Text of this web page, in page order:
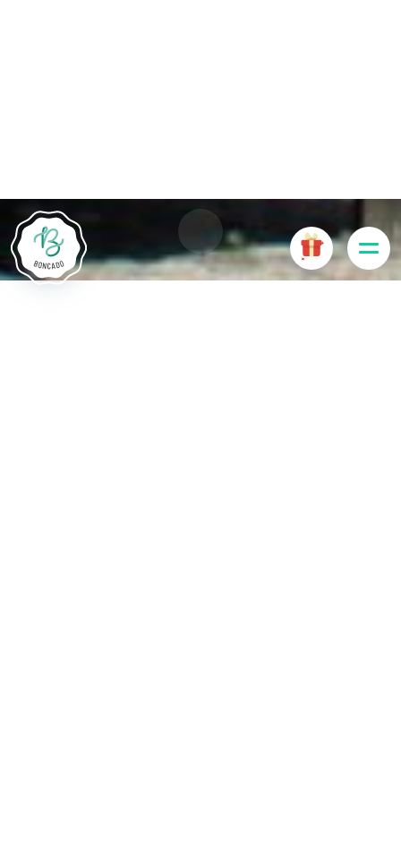
einer Beeinträchtigung der Benutzerfreundlichkeit oder zur
Deaktivierung bestimmter Funktionalitäten der Website.
Andere Cookies werden zu Analyse- oder Marketingzwecken
verwendet.Cookies akzeptieren Cookies verwalten